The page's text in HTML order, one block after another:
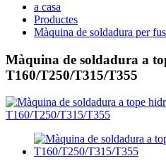
a casa
Productes
Màquina de soldadura per
Màquina de soldadura a
T160/T250/T315/T355